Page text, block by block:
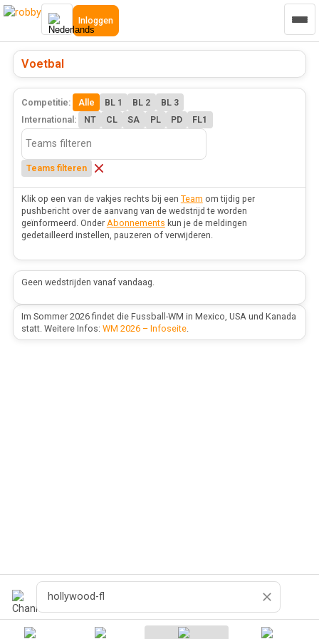
Inloggen
Voetbal
Competitie: Alle BL 1 BL 2
BL 3
International:
NT CL SA PL PD FL1
Teams filteren
Klik op een van de vakjes rechts bij een Team om tijdig per
pushbericht over de aanvang van de wedstrijd te worden
geïnformeerd. Onder Abonnements kun je de meldingen
gedetailleerd instellen, pauzeren of verwijderen.
Geen wedstrijden vanaf vandaag.
Im Sommer 2026 findet die Fussball-WM in Mexico, USA und Kanada
statt. Weitere Infos: WM 2026 – Infoseite.
Zoeken